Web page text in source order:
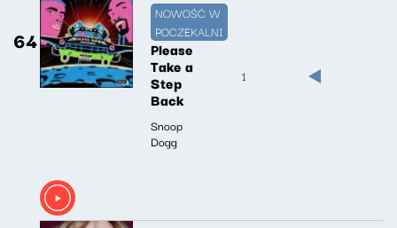
64
NOWOŚĆ W
POCZEKALNI
Please
Take a
Step
Back
Snoop
Dogg
1